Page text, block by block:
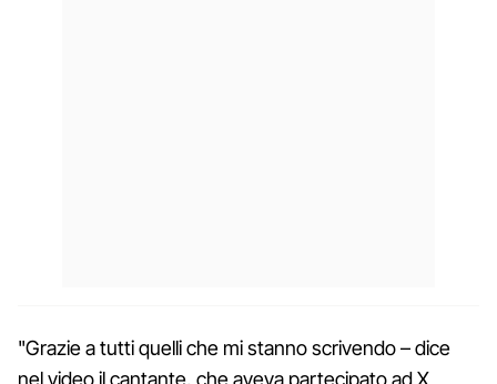
"Grazie a tutti quelli che mi stanno scrivendo – dice
nel video il cantante, che aveva partecipato ad X